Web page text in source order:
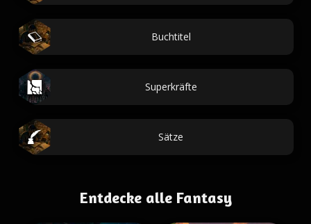
Buchtitel
Superkräfte
Sätze
Entdecke alle Fantasy